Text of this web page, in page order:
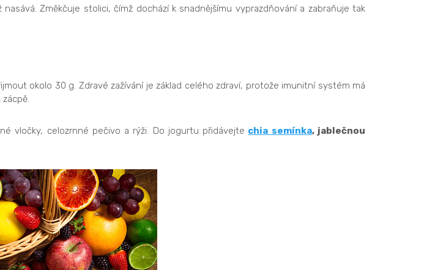
Změkčuje stolici, čímž dochází k snadnějšímu vyprazdňování a zabraňuje tak
okolo 30 g. Zdravé zažívání je základ celého zdraví, protože imunitní systém má
vločky, celozrnné pečivo a rýži. Do jogurtu přidávejte chia semínka, jablečnou